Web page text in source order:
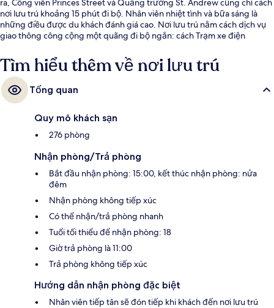
ra, Công viên Princes Street và Quảng trường St. Andrew cũng chỉ cách
nơi lưu trú khoảng 15 phút đi bộ. Nhân viên nhiệt tình và bữa sáng là
những điều được du khách đánh giá cao. Nơi lưu trú nằm cách dịch vụ
giao thông công cộng một quãng đi bộ ngắn: cách Trạm xe điện
Tìm hiểu thêm về nơi lưu trú
Tổng quan
Quy mô khách sạn
276 phòng
Nhận phòng/Trả phòng
Bắt đầu nhận phòng: 15:00, kết thúc nhận phòng: nửa
đêm
Nhận phòng không tiếp xúc
Có thể nhận/trả phòng nhanh
Tuổi tối thiểu để nhận phòng: 18
Giờ trả phòng là 11:00
Trả phòng không tiếp xúc
Hướng dẫn nhận phòng đặc biệt
Nhân viên tiếp tân sẽ đón tiếp khi khách đến nơi lưu trú